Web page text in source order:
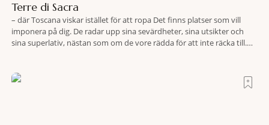
Terre di Sacra
– där Toscana viskar istället för att ropa Det finns platser som vill
imponera på dig. De radar upp sina sevärdheter, sina utsikter och
sina superlativ, nästan som om de vore rädda för att inte räcka till.